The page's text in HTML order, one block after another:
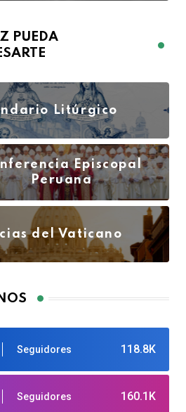
PUEDA
Litúrgico
Episcopal
Peruana
del Vaticano
118.8K
Seguidores
160.1K
Seguidores